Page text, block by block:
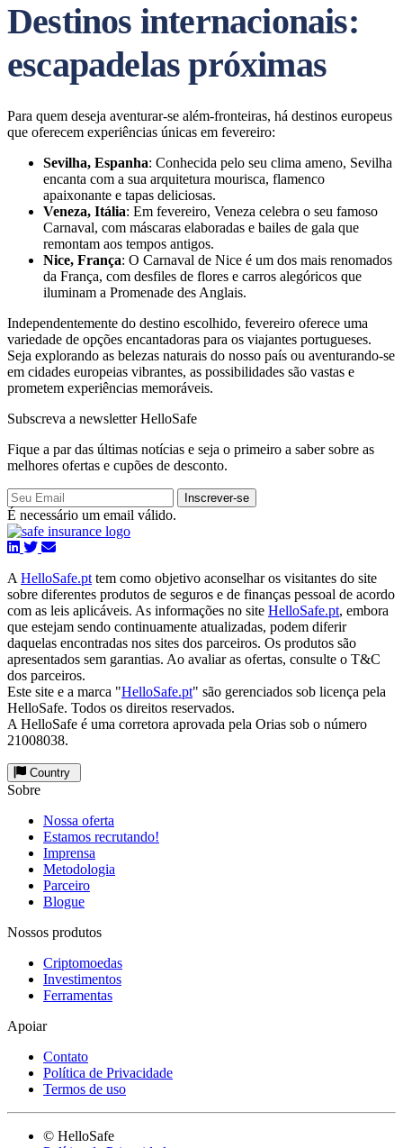
Destinos internacionais:
escapadelas próximas
Para quem deseja aventurar-se além-fronteiras, há destinos europeus
que oferecem experiências únicas em fevereiro:
Sevilha, Espanha: Conhecida pelo seu clima ameno, Sevilha
encanta com a sua arquitetura mourisca, flamenco
apaixonante e tapas deliciosas.
Veneza, Itália: Em fevereiro, Veneza celebra o seu famoso
Carnaval, com máscaras elaboradas e bailes de gala que
remontam aos tempos antigos.
Nice, França: O Carnaval de Nice é um dos mais renomados
da França, com desfiles de flores e carros alegóricos que
iluminam a Promenade des Anglais.
Independentemente do destino escolhido, fevereiro oferece uma
variedade de opções encantadoras para os viajantes portugueses.
Seja explorando as belezas naturais do nosso país ou aventurando-se
em cidades europeias vibrantes, as possibilidades são vastas e
prometem experiências memoráveis.
Subscreva a newsletter HelloSafe
Fique a par das últimas notícias e seja o primeiro a saber sobre as
melhores ofertas e cupões de desconto.
Inscrever-se
É necessário um email válido.
A HelloSafe.pt tem como objetivo aconselhar os visitantes do site
sobre diferentes produtos de seguros e de finanças pessoal de acordo
com as leis aplicáveis. As informações no site HelloSafe.pt, embora
que estejam sendo continuamente atualizadas, podem diferir
daquelas encontradas nos sites dos parceiros. Os produtos são
apresentados sem garantias. Ao avaliar as ofertas, consulte o T&C
dos parceiros.
Este site e a marca "HelloSafe.pt" são gerenciados sob licença pela
HelloSafe. Todos os direitos reservados.
A HelloSafe é uma corretora aprovada pela Orias sob o número
21008038.
Country
Sobre
Nossa oferta
Estamos recrutando!
Imprensa
Metodologia
Parceiro
Blogue
Nossos produtos
Criptomoedas
Investimentos
Ferramentas
Apoiar
Contato
Política de Privacidade
Termos de uso
© HelloSafe